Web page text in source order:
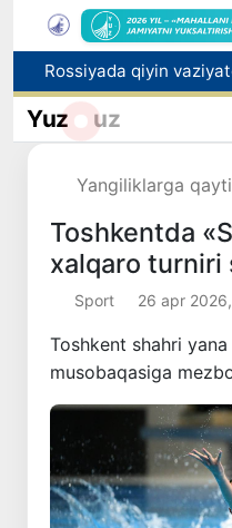
Yuz uz
Yangiliklarga
Toshkentda
xalqaro
Sport 26 apr
Toshkent shahri
musobaqasiga